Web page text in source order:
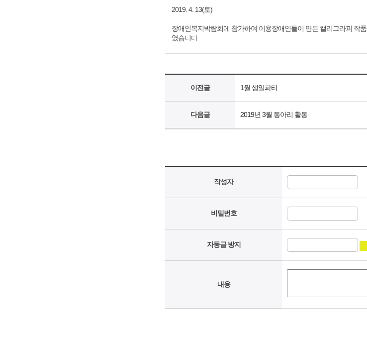
2019. 4. 13(토)
장애인복지박람회에 참가하여 이용장애인들이 만든 캘리그라피 작
였습니다.
이전글 1월 생일파티
다음글 2019년 3월 동아리 활동
작성자
비밀번호
자동글 방지
내용